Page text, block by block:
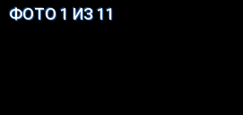
ФОТО 1 ИЗ 11